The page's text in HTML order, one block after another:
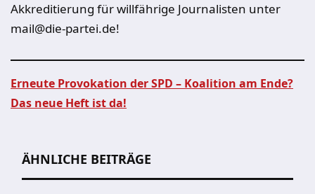
Akkreditierung für willfährige Journalisten unter
mail@die-partei.de!
Erneute Provokation der SPD – Koalition am Ende?
Das neue Heft ist da!
ÄHNLICHE BEITRÄGE